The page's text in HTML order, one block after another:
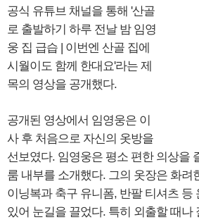
공식 유튜브 채널을 통해 '산골
로 출발하기 하루 전날 밤 임영
웅 집 급습 | 이번엔 산골 집에
시월이도 함께 한대요'라는 제
목의 영상을 공개했다.
공개된 영상에서 임영웅은 이
사 후 처음으로 자신의 옷방을
선보였다. 임영웅은 평소 편한 의상을
룸 내부를 소개했다. 그의 옷장은 화려
이닝복과 축구 유니폼, 반팔 티셔츠 등
있어 눈길을 끌었다. 특히 외출할 때나